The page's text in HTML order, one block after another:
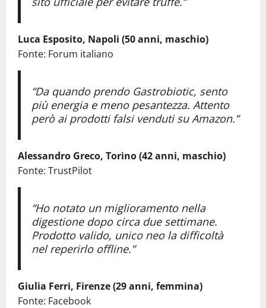
Luca Esposito, Napoli (50 anni, maschio)
Fonte: Forum italiano
“Da quando prendo Gastrobiotic, sento
più energia e meno pesantezza. Attento
però ai prodotti falsi venduti su Amazon.”
Alessandro Greco, Torino (42 anni, maschio)
Fonte: TrustPilot
“Ho notato un miglioramento nella
digestione dopo circa due settimane.
Prodotto valido, unico neo la difficoltà
nel reperirlo offline.”
Giulia Ferri, Firenze (29 anni, femmina)
Fonte: Facebook